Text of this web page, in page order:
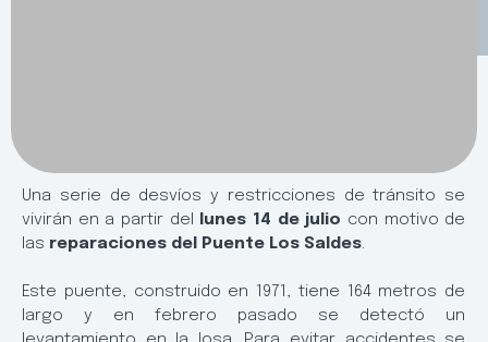
Una serie de desvíos y restricciones de tránsito se
vivirán en a partir del
lunes 14 de julio con motivo de
las reparaciones del Puente Los Saldes.
Este puente, construido en 1971, tiene 164 metros de
largo y en febrero pasado se detectó un